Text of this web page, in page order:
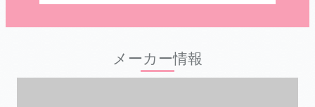
メーカー情報